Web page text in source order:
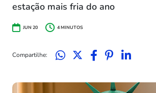
estação mais fria do ano
JUN 20 4MINUTOS
Compartilhe: